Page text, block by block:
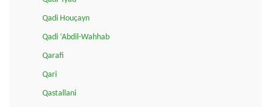
Qadi Houçayn
Qadi ‘Abdil-Wahhab
Qarafi
Qari
Qastallani